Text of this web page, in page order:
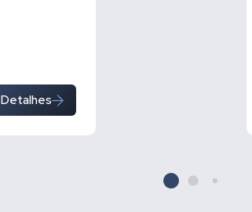
Detalhes